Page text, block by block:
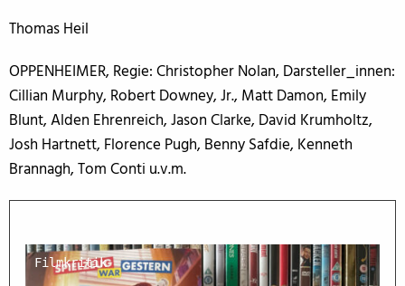
Thomas Heil
OPPENHEIMER, Regie: Christopher Nolan, Darsteller_innen:
Cillian Murphy, Robert Downey, Jr., Matt Damon, Emily
Blunt, Alden Ehrenreich, Jason Clarke, David Krumholtz,
Josh Hartnett, Florence Pugh, Benny Safdie, Kenneth
Brannagh, Tom Conti u.v.m.
Filmkritik